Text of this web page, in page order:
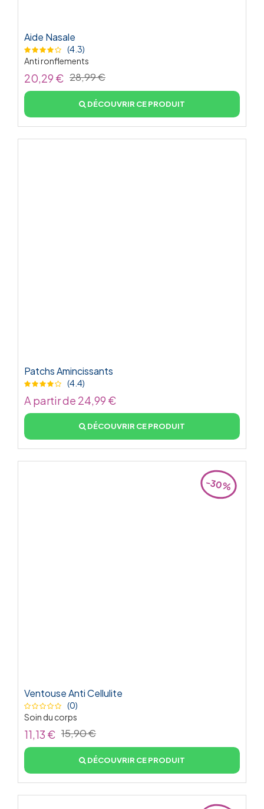
Aide Nasale
(4.3)
Anti ronflements
20,29 € 28,99 €
DÉCOUVRIR CE PRODUIT
Patchs Amincissants
(4.4)
A partir de 24,99 €
DÉCOUVRIR CE PRODUIT
-30%
Ventouse Anti Cellulite
(0)
Soin du corps
11,13 € 15,90 €
DÉCOUVRIR CE PRODUIT